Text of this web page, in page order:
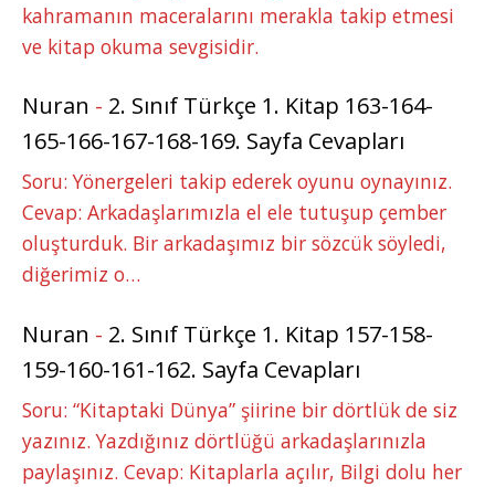
kahramanın maceralarını merakla takip etmesi
ve kitap okuma sevgisidir.
Nuran - 2. Sınıf Türkçe 1. Kitap 163-164-
165-166-167-168-169. Sayfa Cevapları
Soru: Yönergeleri takip ederek oyunu oynayınız.
Cevap: Arkadaşlarımızla el ele tutuşup çember
oluşturduk. Bir arkadaşımız bir sözcük söyledi,
diğerimiz o…
Nuran - 2. Sınıf Türkçe 1. Kitap 157-158-
159-160-161-162. Sayfa Cevapları
Soru: “Kitaptaki Dünya” şiirine bir dörtlük de siz
yazınız. Yazdığınız dörtlüğü arkadaşlarınızla
paylaşınız. Cevap: Kitaplarla açılır, Bilgi dolu her